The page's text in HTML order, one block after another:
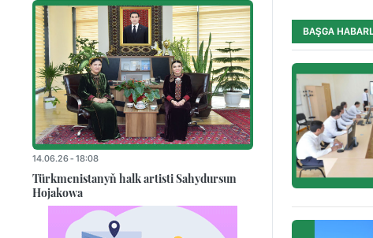
BAŞGA
14.06.26 - 18:08
Türkmenistanyň halk artisti Sahydursun
Hojakowa